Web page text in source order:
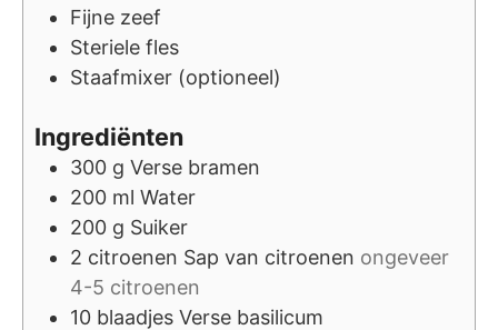
Fijne zeef
Steriele fles
Staafmixer (optioneel)
Ingrediënten
300 g Verse bramen
200 ml Water
200 g Suiker
2 citroenen Sap van citroenen ongeveer
4-5 citroenen
10 blaadjes Verse basilicum